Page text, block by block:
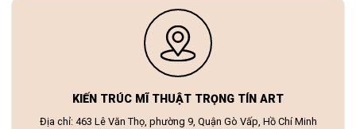
KIẾN TRÚC MĨ THUẬT TRỌNG TÍN ART
Địa chỉ: 463 Lê Văn Thọ, phường 9, Quận Gò Vấp, Hồ Chí Minh